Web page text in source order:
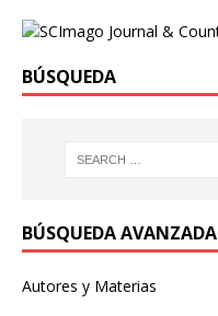
BÚSQUEDA
BÚSQUEDA AVANZADA
Autores y Materias